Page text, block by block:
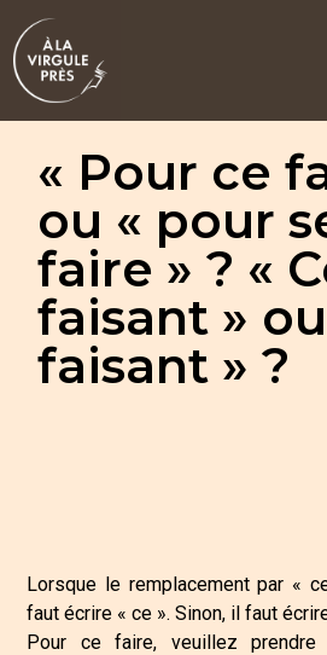
« Pour ce
ou « pour
faire » ? «
faisant »
faisant » ?
Lorsque le remplacement par «
faut écrire « ce ». Sinon, il faut
Pour ce faire, veuillez prendre